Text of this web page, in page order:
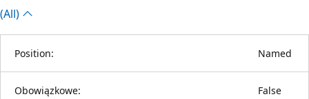
(All)
Position: Named
Obowiązkowe: False